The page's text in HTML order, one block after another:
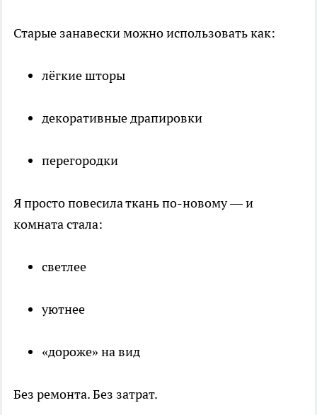
Старые занавески можно использовать как:
лёгкие шторы
декоративные драпировки
перегородки
Я просто повесила ткань по-новому — и
комната стала:
светлее
уютнее
«дороже» на вид
Без ремонта. Без затрат.